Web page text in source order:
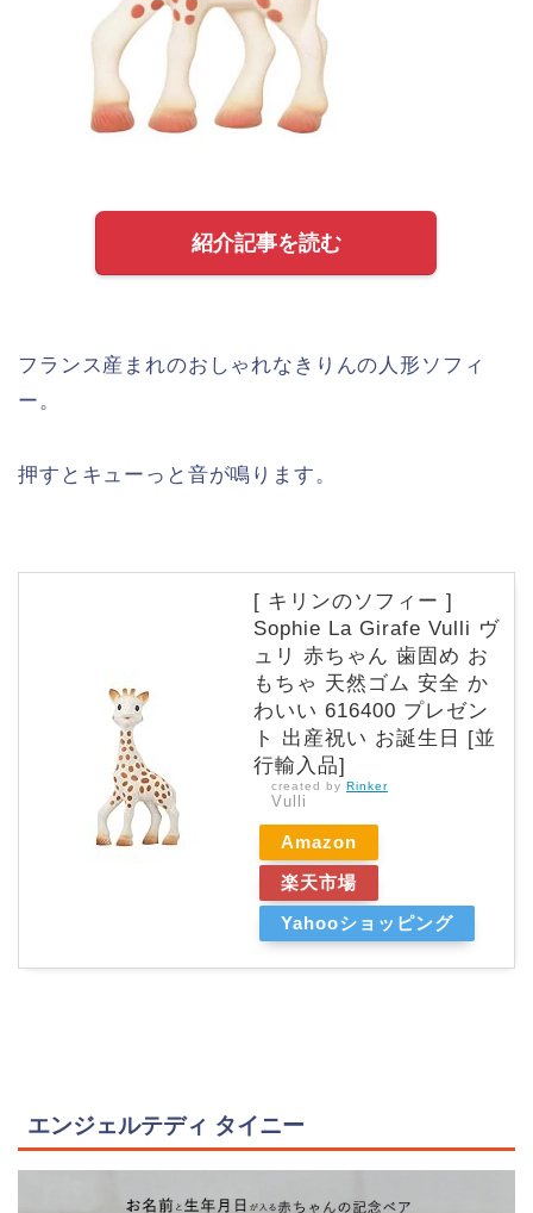
紹介記事を読む
フランス産まれのおしゃれなきりんの人形ソフィ
ー。
押すとキューっと音が鳴ります。
[ キリンのソフィー ]
Sophie La Girafe Vulli ヴ
ュリ 赤ちゃん 歯固め お
もちゃ 天然ゴム 安全 か
わいい 616400 プレゼン
ト 出産祝い お誕生日 [並
行輸入品]
created by Rinker
Vulli
Amazon
楽天市場
Yahooショッピング
エンジェルテディ タイニー